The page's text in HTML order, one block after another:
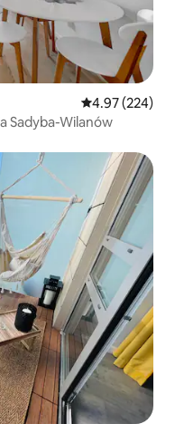
Calificación
4.97 (224)
Sadyba-Wilanów